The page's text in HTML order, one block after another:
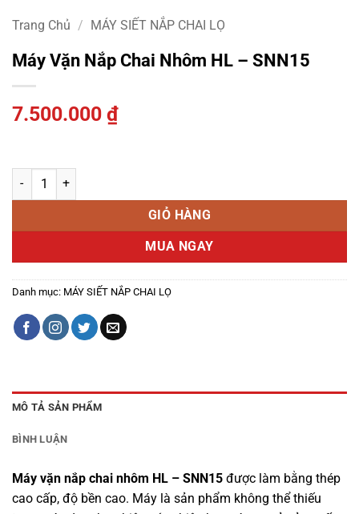
Trang Chủ / MÁY SIẾT NẮP CHAI LỌ
Máy Vặn Nắp Chai Nhôm HL – SNN15
7.500.000 ₫
Máy vặn nắp chai nhôm HL - SNN15 số lượng
GIỎ HÀNG
MUA NGAY
Danh mục: MÁY SIẾT NẮP CHAI LỌ
MÔ TẢ SẢN PHẨM
BÌNH LUẬN
Máy vặn nắp chai nhôm HL – SNN15 được làm bằng thép
cao cấp, độ bền cao. Máy là sản phẩm không thể thiếu